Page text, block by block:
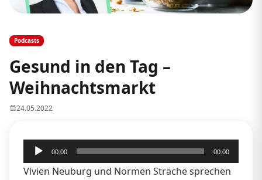
Podcasts
Gesund in den Tag –
Weihnachtsmarkt
24.05.2022
Audio-
Player
00:00 00:00
Vivien Neuburg und Normen Sträche sprechen